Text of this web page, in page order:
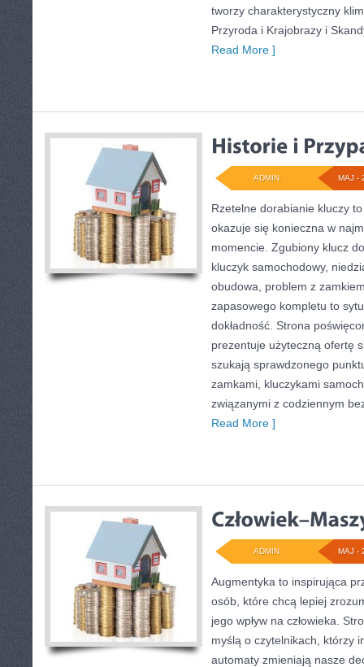
tworzy charakterystyczny
Przyroda i Krajobrazy i
Read More ]
MAJ -
ADMIN
Rzetelne dorabianie kluczy
okazuje się konieczna w
momencie. Zgubiony klucz
kluczyk samochodowy,
obudowa, problem z
zapasowego kompletu to
dokładność. Strona
prezentuje użyteczną ofertę
szukają sprawdzonego
zamkami, kluczykami
związanymi z codziennym
Read More ]
MAJ -
ADMIN
Augmentyka to inspirująca
osób, które chcą lepiej
jego wpływ na człowieka.
myślą o czytelnikach, którzy
automaty zmieniają nasze